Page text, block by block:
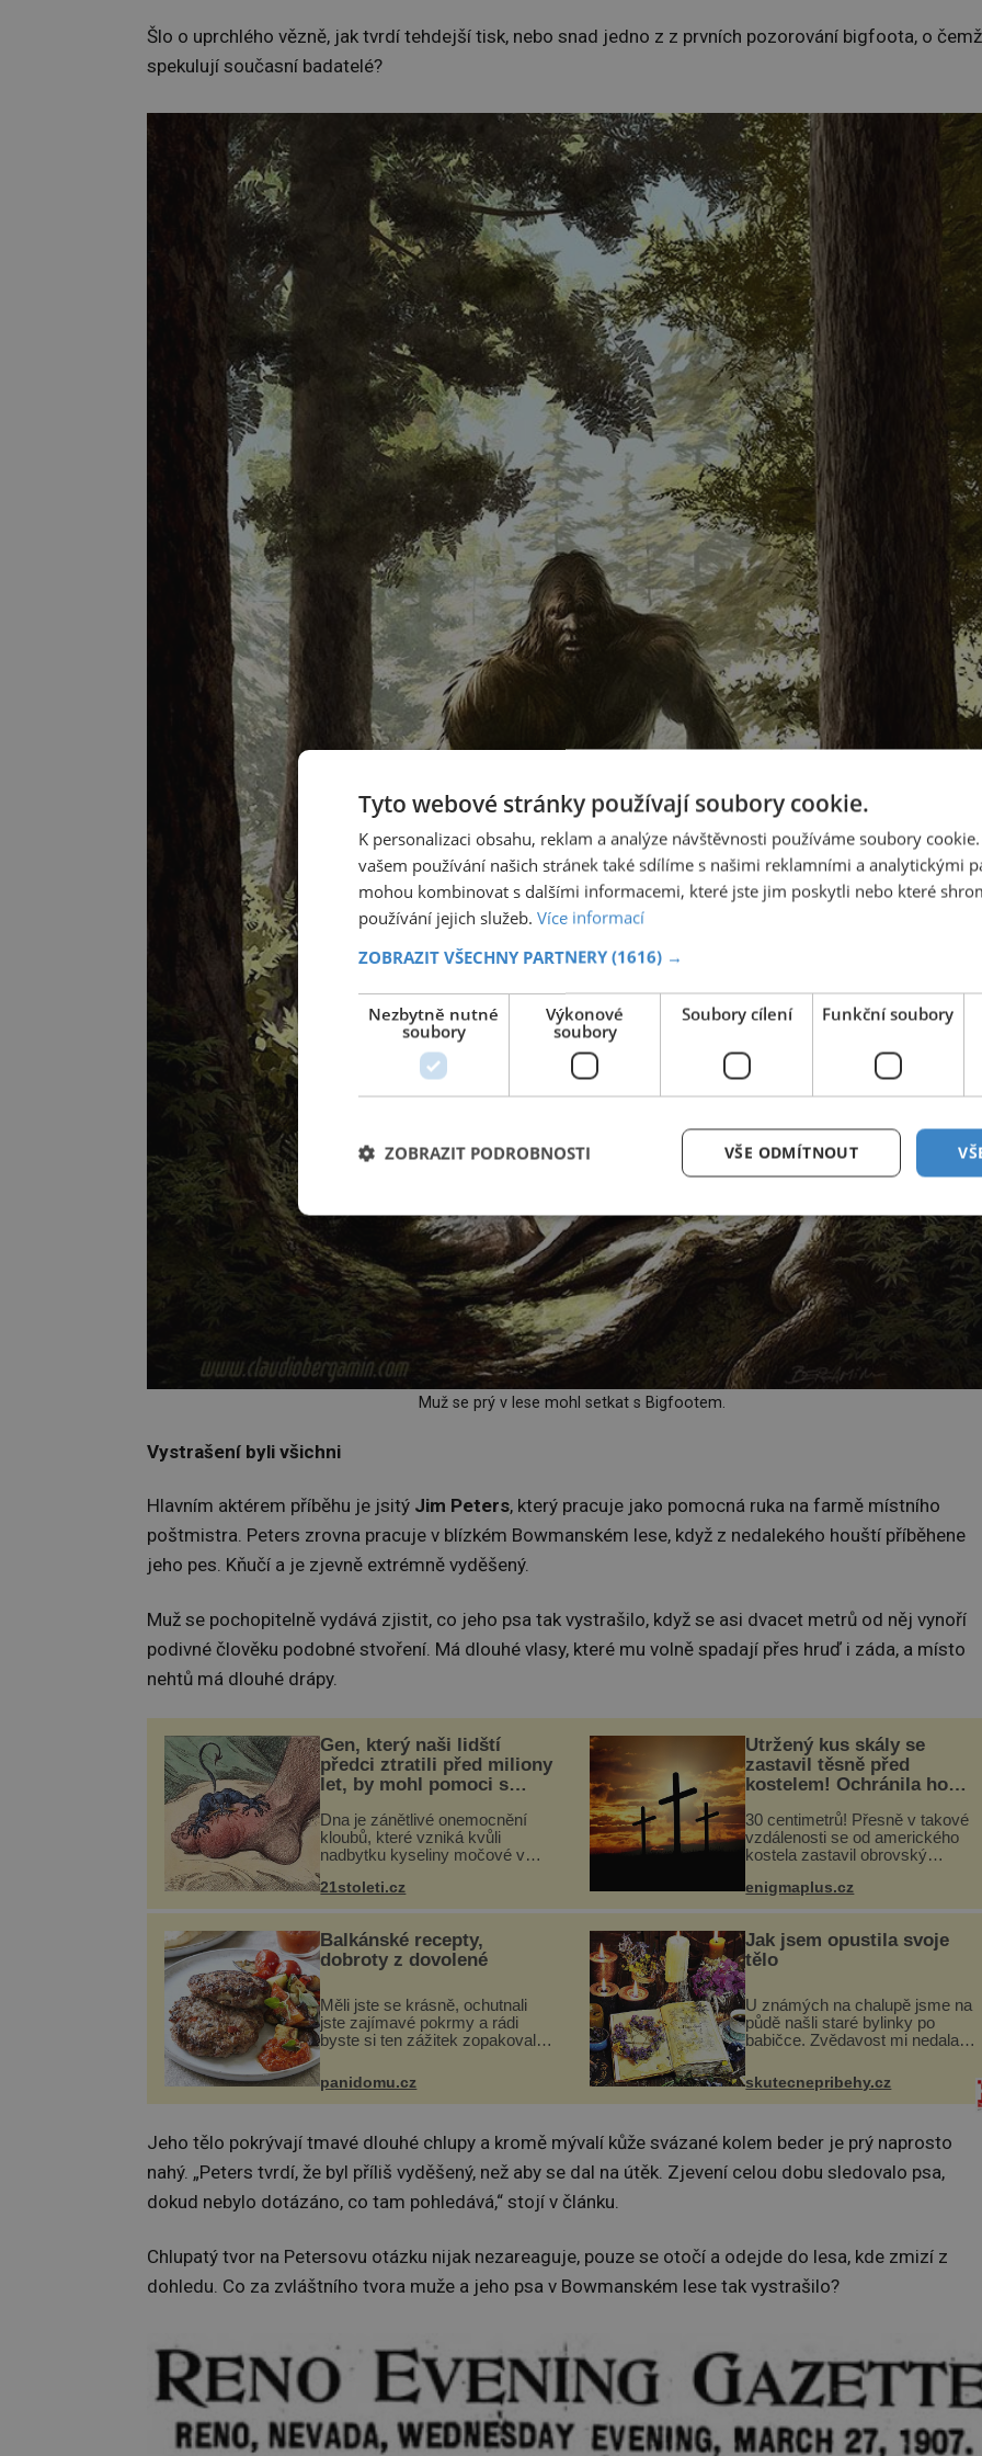
Šlo o uprchlého vězně, jak tvrdí tehdejší tisk, nebo snad jedno z z prvních pozorování bigfoota, o čemž
spekulují současní badatelé?
Muž se prý v lese mohl setkat s Bigfootem.
Vystrašení byli všichni
Hlavním aktérem příběhu je jsitý Jim Peters, který pracuje jako pomocná ruka na farmě místního
poštmistra. Peters zrovna pracuje v blízkém Bowmanském lese, když z nedalekého houští příběhene
jeho pes. Kňučí a je zjevně extrémně vyděšený.
Muž se pochopitelně vydává zjistit, co jeho psa tak vystrašilo, když se asi dvacet metrů od něj vynoří
podivné člověku podobné stvoření. Má dlouhé vlasy, které mu volně spadají přes hruď i záda, a místo
nehtů má dlouhé drápy.
Gen, který naši lidští
předci ztratili před miliony
let, by mohl pomoci s
Dna je zánětlivé onemocnění
kloubů, které vzniká kvůli
nadbytku kyseliny močové v
ukládá v blízkosti kloubů,
nejčastěji přitom postihuje palce
21stoleti.cz
Utržený kus skály se
zastavil těsně před
kostelem! Ochránila ho
30 centimetrů! Přesně v takové
vzdálenosti se od amerického
kostela zastavil obrovský
květnu 2014 nečekaně odtrhl od
nedaleké skály při její demolici.
enigmaplus.cz
Balkánské recepty,
dobroty z dovolené
Měli jste se krásně, ochutnali
jste zajímavé pokrmy a rádi
byste si ten zážitek zopakovali?
(10 porcí) Možná jste ji ochutnali
na dovolené v bývalé Jugoslávii,
lze ji vi...
panidomu.cz
Jak jsem opustila svoje
tělo
U známých na chalupě jsme na
půdě našli staré bylinky po
babičce. Zvědavost mi nedala a
lektvar… Zimní pobyt na
chalupě se pro mě vlastní vinou
změnil v děsivý zážitek, na kt...
skutecnepribehy.cz
Jeho tělo pokrývají tmavé dlouhé chlupy a kromě mývalí kůže svázané kolem beder je prý naprosto
nahý. „Peters tvrdí, že byl příliš vyděšený, než aby se dal na útěk. Zjevení celou dobu sledovalo psa,
dokud nebylo dotázáno, co tam pohledává,“ stojí v článku.
Chlupatý tvor na Petersovu otázku nijak nezareaguje, pouze se otočí a odejde do lesa, kde zmizí z
dohledu. Co za zvláštního tvora muže a jeho psa v Bowmanském lese tak vystrašilo?
Tyto webové stránky používají soubory cookie.
K personalizaci obsahu, reklam a analýze návštěvnosti používáme soubory
vašem používání našich stránek také sdílíme s našimi reklamními a analytickými
mohou kombinovat s dalšími informacemi, které jste jim poskytli nebo které
používání jejich služeb. Více informací
ZOBRAZIT VŠECHNY PARTNERY (1616) →
Nezbytně nutné
soubory
Výkonové
soubory
Soubory cílení Funkční soubory
VŠE ODMÍTNOUT
ZOBRAZIT PODROBNOSTI